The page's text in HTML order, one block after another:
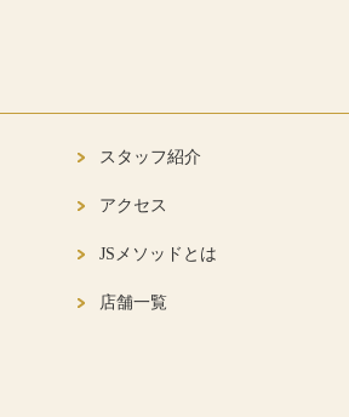
スタッフ紹介
アクセス
JSメソッドとは
店舗一覧